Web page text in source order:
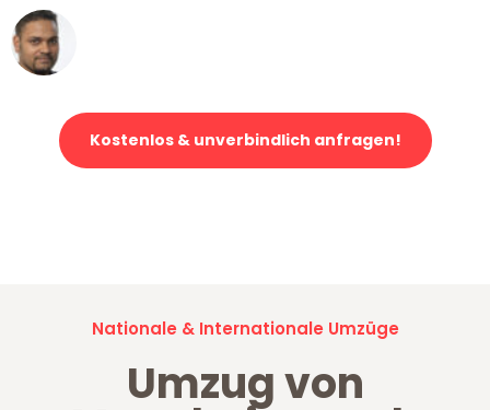
Kostenlos & unverbindlich anfragen!
Nationale & Internationale Umzüge
Umzug von